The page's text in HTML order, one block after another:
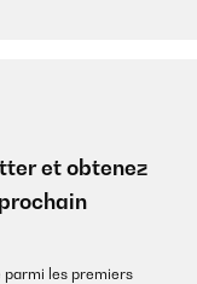
et obtenez
les premiers